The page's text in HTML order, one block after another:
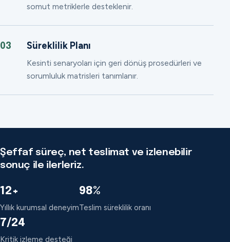
somut metriklerle desteklenir.
03 Süreklilik Planı
Kesinti senaryoları için geri dönüş prosedürleri ve
sorumluluk matrisleri tanımlanır.
Şeffaf süreç, net teslimat ve izlenebilir
sonuç ile ilerleriz.
12+
Yıllık kurumsal deneyim
98%
Teslim süreklilik oranı
7/24
Kritik izleme desteği